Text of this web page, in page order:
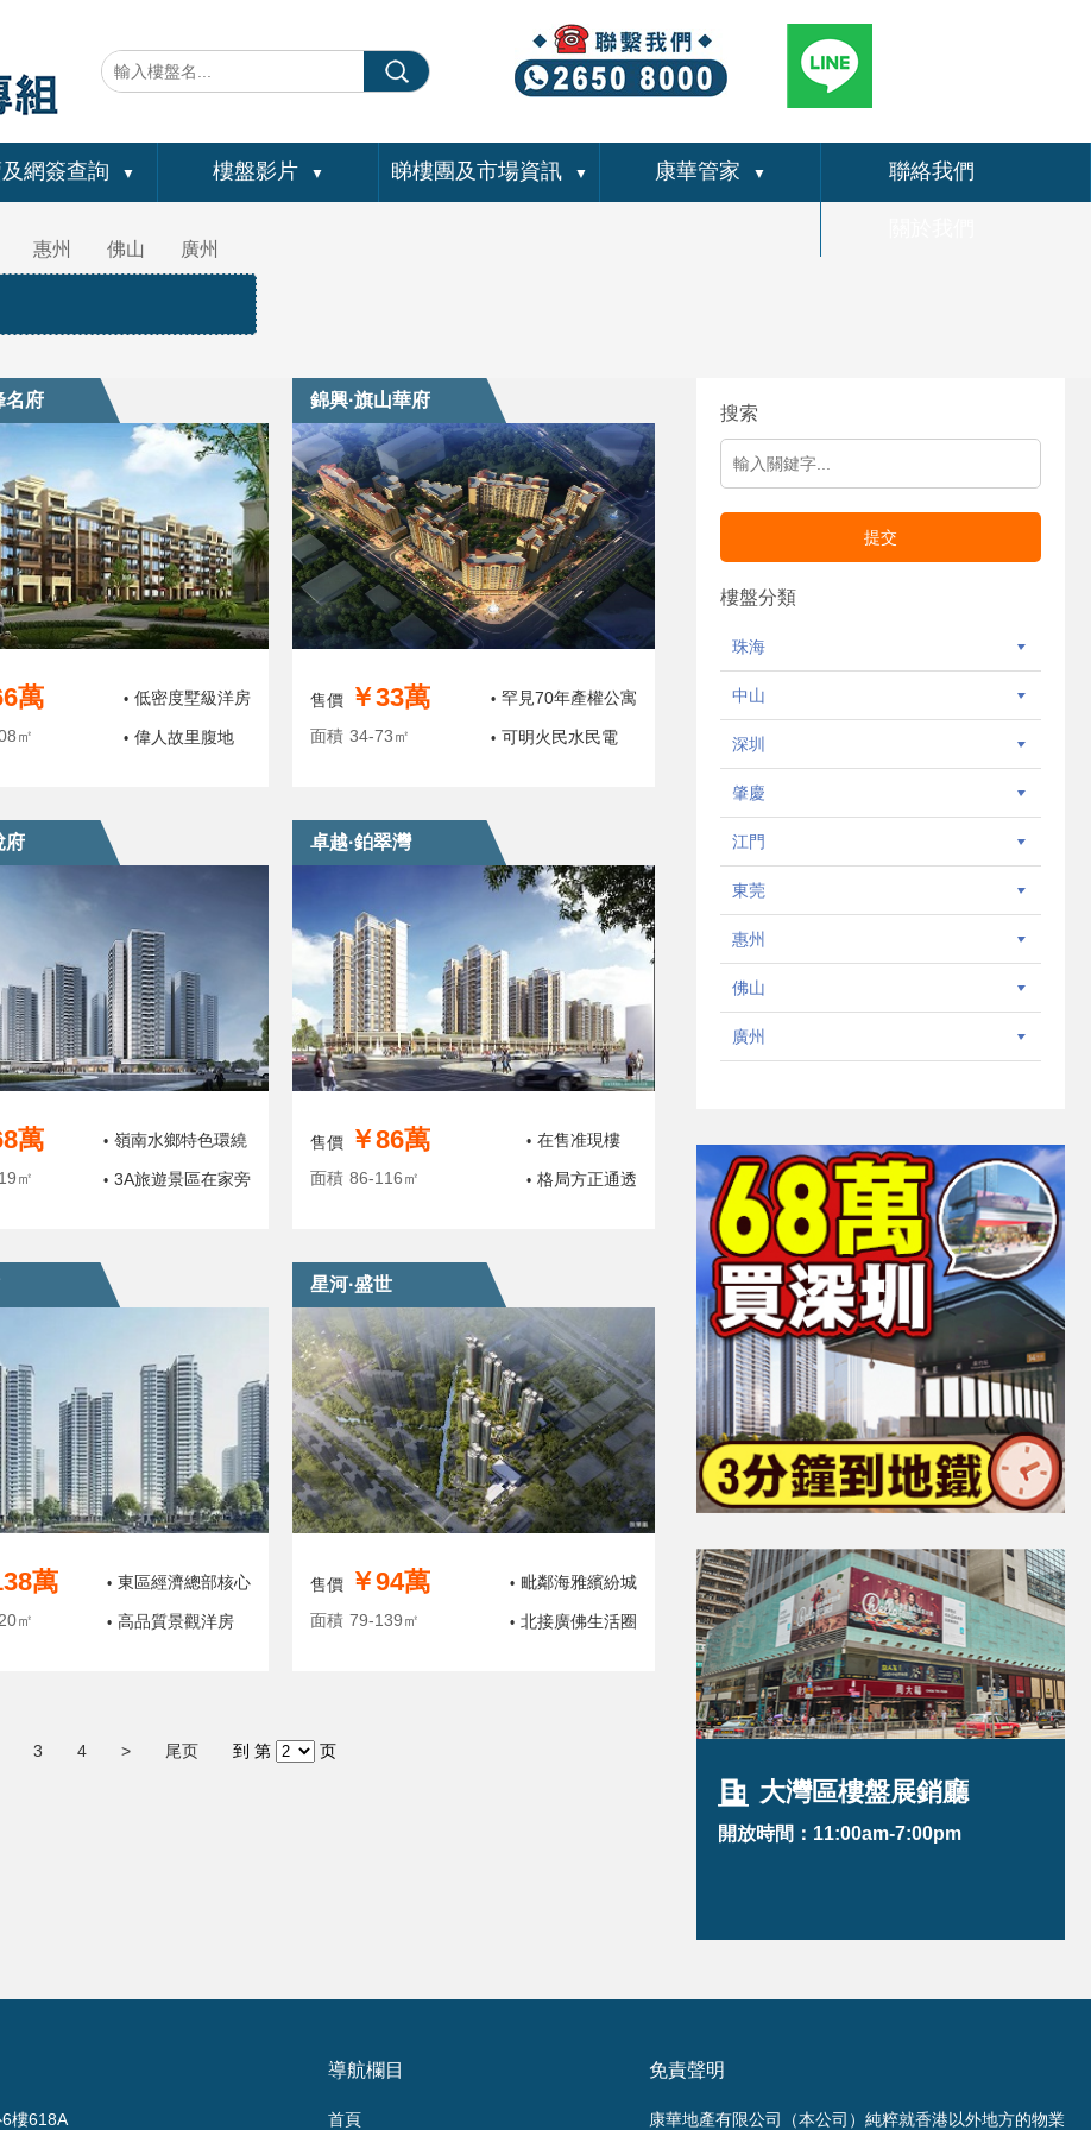
網簽查詢 ▼ 樓盤影片 ▼ 睇樓團及市場資訊 ▼ 康華管家 ▼ 聯絡我們
惠州 佛山 廣州
名府
萬
㎡
• 低密度墅級洋房
• 偉人故里腹地
錦興·旗山華府
售價 ￥33萬
面積 34-73㎡
• 罕見70年產權公寓
• 可明火民水民電
府
萬
㎡
• 嶺南水鄉特色環繞
• 3A旅遊景區在家旁
卓越·鉑翠灣
售價 ￥86萬
面積 86-116㎡
• 在售准現樓
• 格局方正通透
萬
㎡
• 東區經濟總部核心
• 高品質景觀洋房
星河·盛世
售價 ￥94萬
面積 79-139㎡
• 毗鄰海雅繽紛城
• 北接廣佛生活圈
3 4 > 尾页 到 第 页
搜索
樓盤分類
珠海
中山
深圳
肇慶
江門
東莞
惠州
佛山
廣州
大灣區樓盤展銷廳
開放時間：11:00am-7:00pm
樓618A
導航欄目
首頁
免責聲明
康華地產有限公司（本公司）純粹就香港以外地方的物業